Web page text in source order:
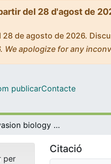
del 28 d'agost de
de agosto de 2026.
apologize for any
publicarContacte
When invasion biology meets taxonomy: Clavelina oblonga (Ascidiacea) is an old invader in the Mediterranean Sea
per
Citació